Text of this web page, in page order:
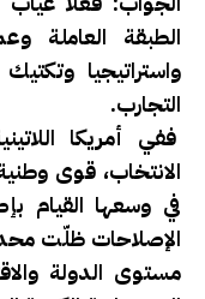
الطبقة العاملة
واستراتيجيا
التجارب.
ففي أمريكا
الانتخاب، قوى
في وسعها القيام
الإصلاحات ظلّت
مستوى الدولة